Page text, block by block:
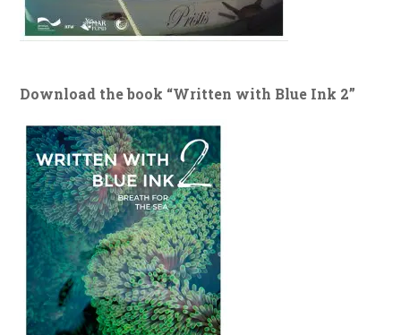
Download the book “Written with Blue Ink 2”